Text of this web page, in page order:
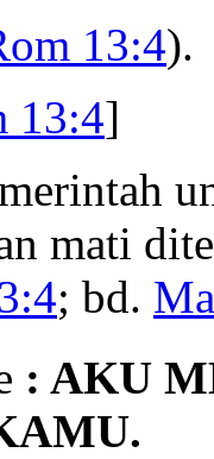
13:4).
13:4]
mati
; bd.
: AKU